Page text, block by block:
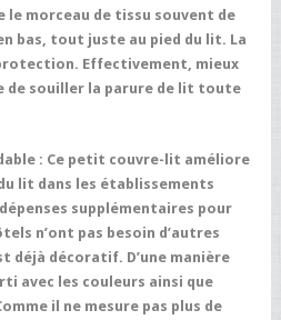
le morceau de tissu souvent de
bas, tout juste au pied du lit. La
Effectivement, mieux
de souiller la parure de lit toute
: Ce petit couvre-lit améliore
lit dans les établissements
supplémentaires pour
n’ont pas besoin d’autres
déjà décoratif. D’une manière
avec les couleurs ainsi que
il ne mesure pas plus de